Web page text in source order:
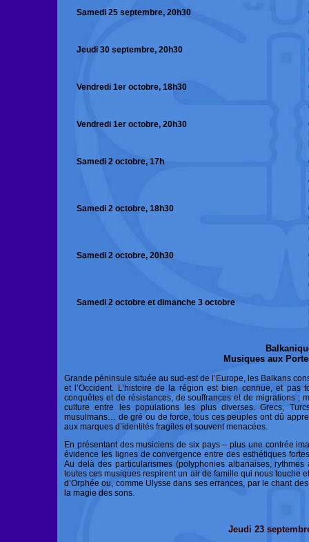
Samedi 25 septembre, 20h30
Jeudi 30 septembre, 20h30
Vendredi 1er octobre, 18h30
Vendredi 1er octobre, 20h30
Samedi 2 octobre, 17h
Samedi 2 octobre, 18h30
Samedi 2 octobre, 20h30
Samedi 2 octobre et dimanche 3 octobre
Musiques aux
Grande péninsule située au sud-est de l’Europe, les Balkans
et l’Occident. L’histoire de la région est bien connue, et pas
conquêtes et de résistances, de souffrances et de migrations ;
culture entre les populations les plus diverses. Grecs,
musulmans… de gré ou de force, tous ces peuples ont dû
aux marques d’identités fragiles et souvent menacées.
En présentant des musiciens de six pays – plus une contrée
évidence les lignes de convergence entre des esthétiques
Au delà des particularismes (polyphonies albanaises,
toutes ces musiques respirent un air de famille qui nous touche
d’Orphée ou, comme Ulysse dans ses errances, par le chant
la magie des sons.
Jeudi 23